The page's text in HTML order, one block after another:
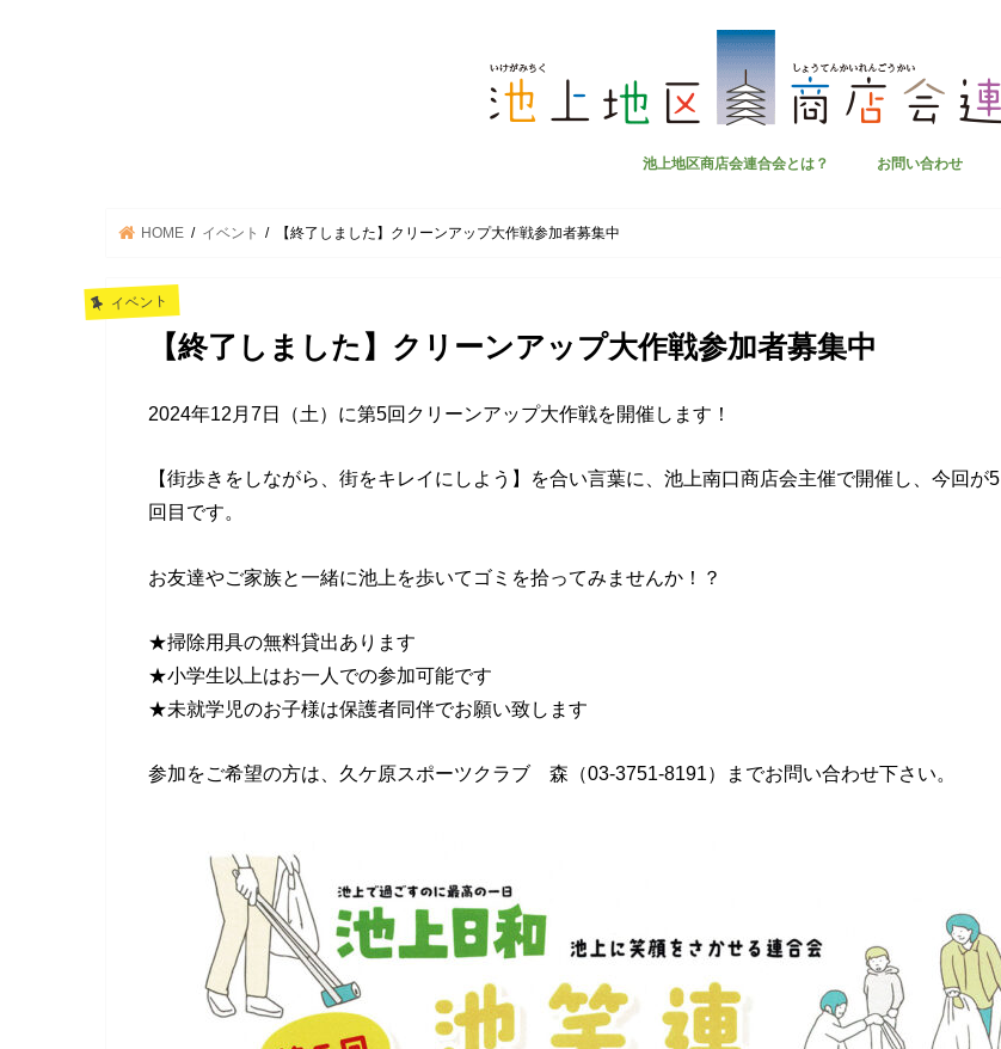
池上地区商店会連合会とは？ お問い合わせ
HOME イベント 【終了しました】クリーンアップ大作戦参加者募集中
イベント
【終了しました】クリーンアップ大作戦参加者募集中
2024年12月7日（土）に第5回クリーンアップ大作戦を開催します！
【街歩きをしながら、街をキレイにしよう】を合い言葉に、池上南口商店会主催で開催し、今回が5
回目です。
お友達やご家族と一緒に池上を歩いてゴミを拾ってみませんか！？
★掃除用具の無料貸出あります
★小学生以上はお一人での参加可能です
★未就学児のお子様は保護者同伴でお願い致します
参加をご希望の方は、久ケ原スポーツクラブ 森（03-3751-8191）までお問い合わせ下さい。